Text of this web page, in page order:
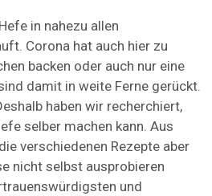
in nahezu allen
Corona hat auch hier zu
backen oder auch nur eine
damit in weite Ferne gerückt.
haben wir recherchiert,
selber machen kann. Aus
verschiedenen Rezepte aber
nicht selbst ausprobieren
und